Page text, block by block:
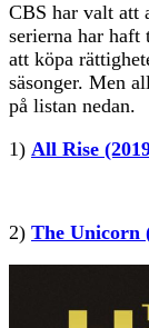
CBS har valt att
serierna har haft
att köpa
säsonger. Men
på listan nedan.
1) All Rise
2) The Unicorn